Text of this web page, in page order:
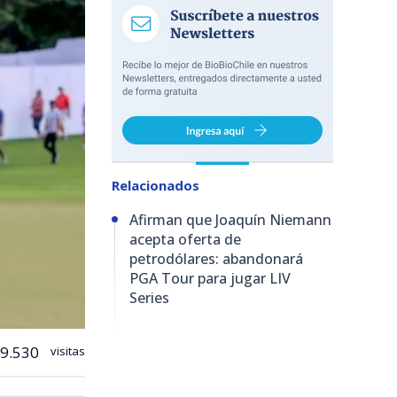
visitas
Relacionados
Afirman que Joaquín Niemann
acepta oferta de
petrodólares: abandonará
PGA Tour para jugar LIV
Series